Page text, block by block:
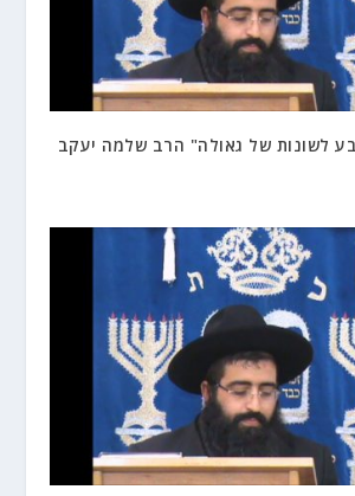
לשונות של גאולה" הרב שלמה יעקב